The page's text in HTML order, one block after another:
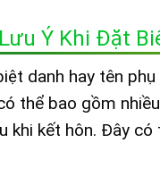
Ý Khi Đặt
danh hay tên
thể bao gồm
khi kết hôn. Đây